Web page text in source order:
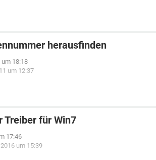
herausfinden
um 18:18
um 12:37
Treiber für Win7
17:46
um 15:39